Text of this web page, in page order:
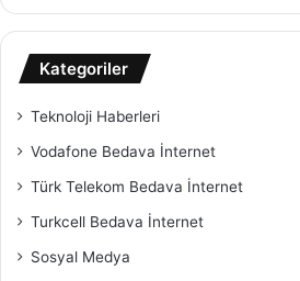
Kategoriler
Teknoloji Haberleri
Vodafone Bedava İnternet
Türk Telekom Bedava İnternet
Turkcell Bedava İnternet
Sosyal Medya